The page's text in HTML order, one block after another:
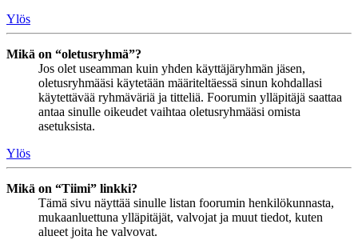
Ylös
Mikä on “oletusryhmä”?
Jos olet useamman kuin yhden käyttäjäryhmän jäsen,
oletusryhmääsi käytetään määriteltäessä sinun kohdallasi
käytettävää ryhmäväriä ja titteliä. Foorumin ylläpitäjä saattaa
antaa sinulle oikeudet vaihtaa oletusryhmääsi omista
asetuksista.
Ylös
Mikä on “Tiimi” linkki?
Tämä sivu näyttää sinulle listan foorumin henkilökunnasta,
mukaanluettuna ylläpitäjät, valvojat ja muut tiedot, kuten
alueet joita he valvovat.